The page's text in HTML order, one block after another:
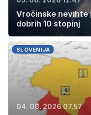
Vročinske nevihte
dobrih 10 stopinj
SLOVENIJA
04. 08. 2026 07.57